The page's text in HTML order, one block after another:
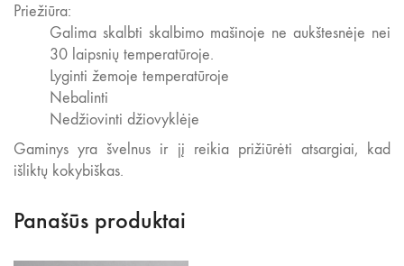
Priežiūra:
Galima skalbti skalbimo mašinoje ne aukštesnėje nei
30 laipsnių temperatūroje.
Lyginti žemoje temperatūroje
Nebalinti
Nedžiovinti džiovyklėje
Gaminys yra švelnus ir jį reikia prižiūrėti atsargiai, kad
išliktų kokybiškas.
Panašūs produktai